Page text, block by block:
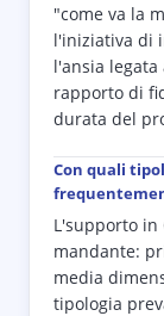
"come va la
l'iniziativa di
l'ansia
rapporto di
durata del
Con quali
L'supporto in
mandante:
media
tipologia